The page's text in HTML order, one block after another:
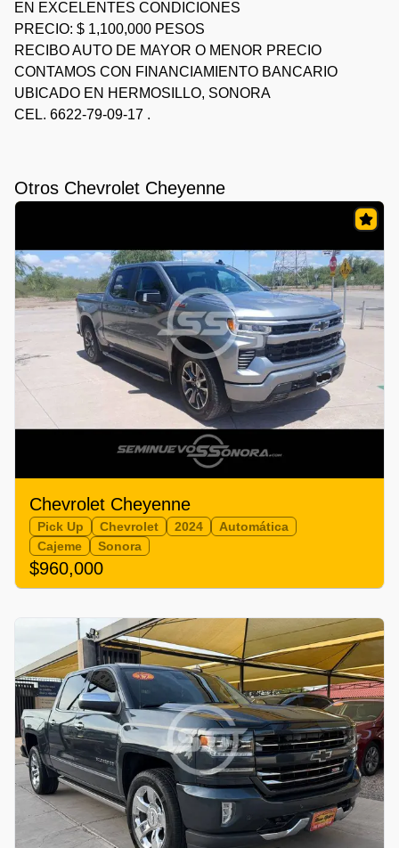
EN EXCELENTES CONDICIONES
PRECIO: $ 1,100,000 PESOS
RECIBO AUTO DE MAYOR O MENOR PRECIO
CONTAMOS CON FINANCIAMIENTO BANCARIO
UBICADO EN HERMOSILLO, SONORA
CEL. 6622-79-09-17 .
Otros Chevrolet Cheyenne
Chevrolet Cheyenne
Pick Up Chevrolet 2024
Automática
Cajeme
Sonora
$960,000